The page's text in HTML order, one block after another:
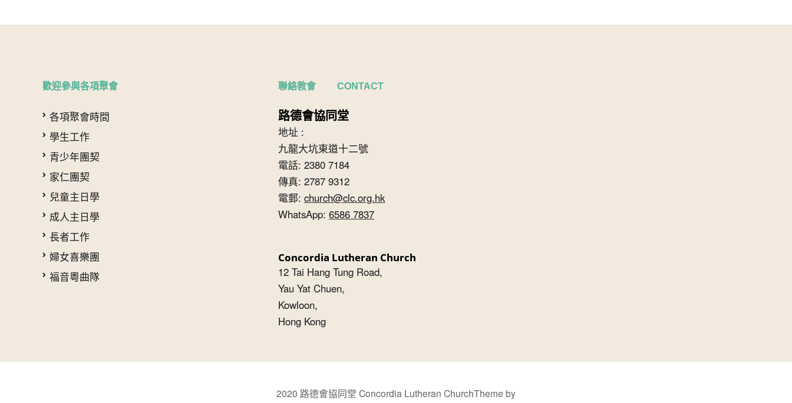
歡迎參與各項聚會
各項聚會時間
學生工作
青少年團契
家仁團契
兒童主日學
成人主日學
長者工作
婦女喜樂團
福音粵曲隊
聯絡教會 CONTACT
路德會協同堂
地址 :
九龍大坑東道十二號
電話: 2380 7184
傳真: 2787 9312
電郵: church@clc.org.hk
WhatsApp: 6586 7837
Concordia Lutheran Church
12 Tai Hang Tung Road,
Yau Yat Chuen,
Kowloon,
Hong Kong
2020 路德會協同堂 Concordia Lutheran ChurchTheme by